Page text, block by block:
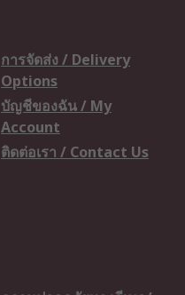
การจัดส่ง / Delivery
Options
บัญชีของฉัน / My
Account
ติดต่อเรา / Contact Us